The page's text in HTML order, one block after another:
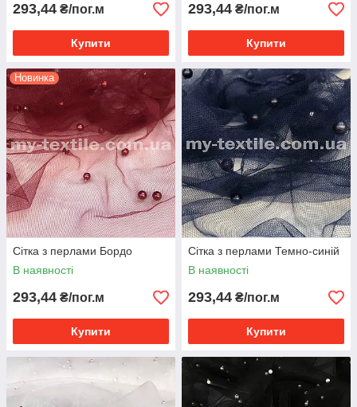
293,44 ₴/пог.м
Купити
293,44 ₴/пог.м
Купити
Новинка
Сітка з перлами Бордо
В наявності
293,44 ₴/пог.м
Купити
Сітка з перлами Темно-синій
В наявності
293,44 ₴/пог.м
Купити